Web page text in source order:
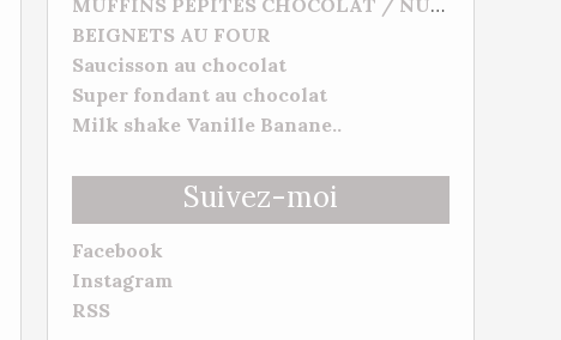
MUFFINS PEPITES CHOCOLAT / NUTELLA
BEIGNETS AU FOUR
Saucisson au chocolat
Super fondant au chocolat
Milk shake Vanille Banane..
Suivez-moi
Facebook
Instagram
RSS